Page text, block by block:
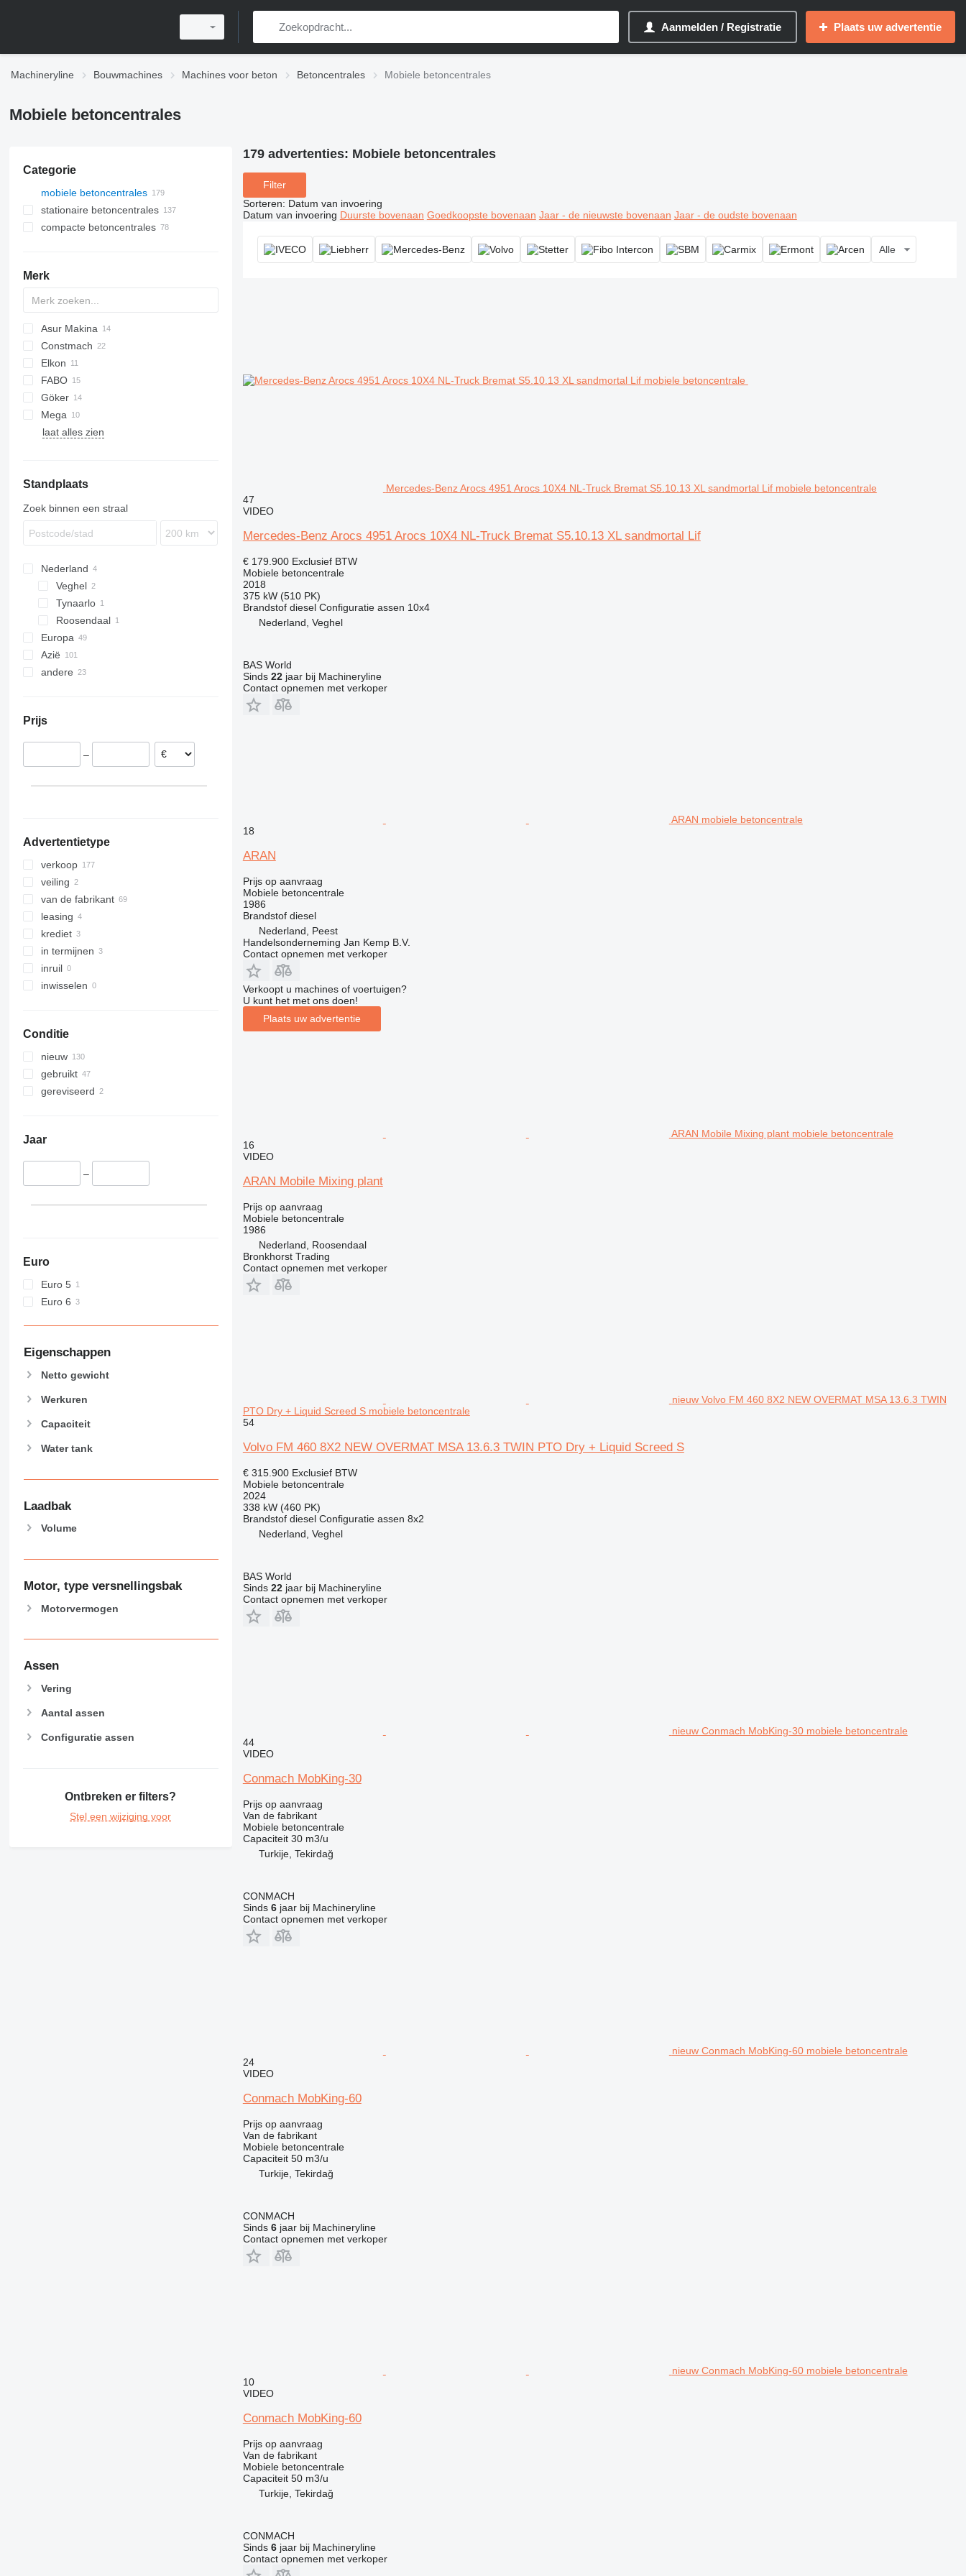
Aanmelden / Registratie Plaats uw advertentie
Machineryline Bouwmachines Machines voor beton Betoncentrales Mobiele betoncentrales
Mobiele betoncentrales
Categorie
mobiele betoncentrales
stationaire betoncentrales
compacte betoncentrales
Merk
Asur Makina
2.5
3.5
5.5
MobKing
Constmach
30
60
100
120
Elkon
FABO
Turbomix
Göker
Trakker
Mega
Arocs
M60
M1
FM
laat alles zien
Standplaats
Zoek binnen een straal
Nederland
Veghel
Tynaarlo
Roosendaal
Europa
Polen
Duitsland
Tsjechië
Portugal
Azië
Turkije
andere
Kenia
Colombia
Prijs
–
Advertentietype
verkoop
veiling
van de fabrikant
leasing
krediet
in termijnen
inruil
inwisselen
Conditie
nieuw
gebruikt
gereviseerd
Jaar
–
Euro
Euro 5
Euro 6
Eigenschappen
Netto gewicht
Werkuren
Capaciteit
Water tank
Laadbak
Volume
Motor, type versnellingsbak
Motorvermogen
Assen
Vering
Aantal assen
Configuratie assen
Ontbreken er filters?
Stel een wijziging voor
179 advertenties: Mobiele betoncentrales
Filter
Sorteren: Datum van invoering
Datum van invoering Duurste bovenaan Goedkoopste bovenaan Jaar - de nieuwste bovenaan Jaar - de oudste bovenaan
Alle
Mercedes-Benz Arocs 4951 Arocs 10X4 NL-Truck Bremat S5.10.13 XL sandmortal Lif mobiele betoncentrale
47
VIDEO
Mercedes-Benz Arocs 4951 Arocs 10X4 NL-Truck Bremat S5.10.13 XL sandmortal Lif
€ 179.900 Exclusief BTW
Mobiele betoncentrale
2018
375 kW (510 PK)
Brandstof diesel Configuratie assen 10x4
Nederland, Veghel
BAS World
Sinds 22jaar bij Machineryline
Contact opnemen met verkoper
ARAN mobiele betoncentrale
18
ARAN
Prijs op aanvraag
Mobiele betoncentrale
1986
Brandstof diesel
Nederland, Peest
Handelsonderneming Jan Kemp B.V.
Contact opnemen met verkoper
Verkoopt u machines of voertuigen?
U kunt het met ons doen!
Plaats uw advertentie
ARAN Mobile Mixing plant mobiele betoncentrale
16
VIDEO
ARAN Mobile Mixing plant
Prijs op aanvraag
Mobiele betoncentrale
1986
Nederland, Roosendaal
Bronkhorst Trading
Contact opnemen met verkoper
nieuw Volvo FM 460 8X2 NEW OVERMAT MSA 13.6.3 TWIN
PTO Dry + Liquid Screed S mobiele betoncentrale
54
Volvo FM 460 8X2 NEW OVERMAT MSA 13.6.3 TWIN PTO Dry + Liquid Screed S
€ 315.900 Exclusief BTW
Mobiele betoncentrale
2024
338 kW (460 PK)
Brandstof diesel Configuratie assen 8x2
Nederland, Veghel
BAS World
Sinds 22jaar bij Machineryline
Contact opnemen met verkoper
nieuw Conmach MobKing-30 mobiele betoncentrale
44
VIDEO
Conmach MobKing-30
Prijs op aanvraag
Van de fabrikant
Mobiele betoncentrale
Capaciteit 30 m3/u
Turkije, Tekirdağ
CONMACH
Sinds 6jaar bij Machineryline
Contact opnemen met verkoper
nieuw Conmach MobKing-60 mobiele betoncentrale
24
VIDEO
Conmach MobKing-60
Prijs op aanvraag
Van de fabrikant
Mobiele betoncentrale
Capaciteit 50 m3/u
Turkije, Tekirdağ
CONMACH
Sinds 6jaar bij Machineryline
Contact opnemen met verkoper
nieuw Conmach MobKing-60 mobiele betoncentrale
10
VIDEO
Conmach MobKing-60
Prijs op aanvraag
Van de fabrikant
Mobiele betoncentrale
Capaciteit 50 m3/u
Turkije, Tekirdağ
CONMACH
Sinds 6jaar bij Machineryline
Contact opnemen met verkoper